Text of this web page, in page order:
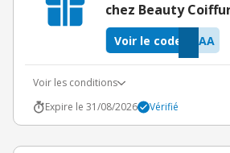
chez Beauty
NAA
Voir le code
Voir les conditions
Expire le 31/08/2026
Vérifié